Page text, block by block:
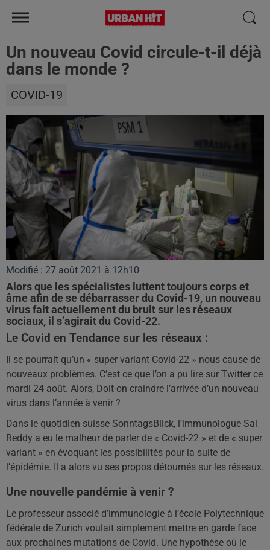
Un nouveau Covid circule-t-il déjà
dans le monde ?
COVID-19
Modifié : 27 août 2021 à 12h10
Alors que les spécialistes luttent toujours corps et
âme afin de se débarrasser du Covid-19, un nouveau
virus fait actuellement du bruit sur les réseaux
sociaux, il s’agirait du Covid-22.
Le Covid en Tendance sur les réseaux :
Il se pourrait qu’un « super variant Covid-22 » nous cause de
nouveaux problèmes. C’est ce que l’on a pu lire sur Twitter ce
mardi 24 août. Alors, Doit-on craindre l’arrivée d’un nouveau
virus dans l’année à venir ?
Dans le quotidien suisse SonntagsBlick, l’immunologue Sai
Reddy a eu le malheur de parler de « Covid-22 » et de « super
variant » en évoquant les possibilités pour la suite de
l’épidémie. Il a alors vu ses propos détournés sur les réseaux.
Une nouvelle pandémie à venir ?
Le professeur associé d’immunologie à l’école Polytechnique
fédérale de Zurich voulait simplement mettre en garde face
aux prochaines mutations de Covid. Une hypothèse où le